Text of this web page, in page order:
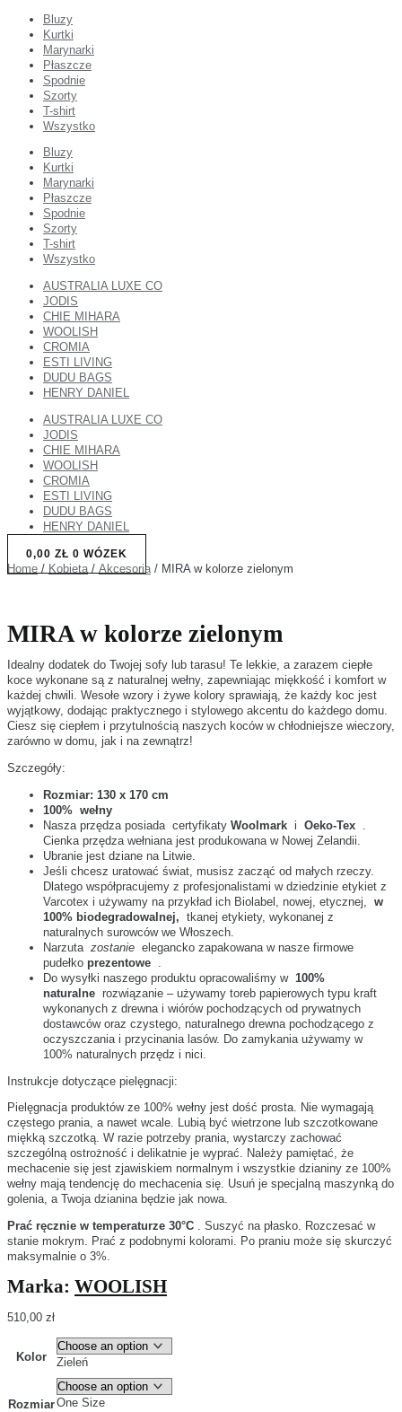
Bluzy
Kurtki
Marynarki
Płaszcze
Spodnie
Szorty
T-shirt
Wszystko
Bluzy
Kurtki
Marynarki
Płaszcze
Spodnie
Szorty
T-shirt
Wszystko
AUSTRALIA LUXE CO
JODIS
CHIE MIHARA
WOOLISH
CROMIA
ESTI LIVING
DUDU BAGS
HENRY DANIEL
AUSTRALIA LUXE CO
JODIS
CHIE MIHARA
WOOLISH
CROMIA
ESTI LIVING
DUDU BAGS
HENRY DANIEL
0,00 ZŁ 0 WÓZEK
Home / Kobieta / Akcesoria / MIRA w kolorze zielonym
MIRA w kolorze zielonym
Idealny dodatek do Twojej sofy lub tarasu! Te lekkie, a zarazem ciepłe
koce wykonane są z naturalnej wełny, zapewniając miękkość i komfort w
każdej chwili. Wesołe wzory i żywe kolory sprawiają, że każdy koc jest
wyjątkowy, dodając praktycznego i stylowego akcentu do każdego domu.
Ciesz się ciepłem i przytulnością naszych koców w chłodniejsze wieczory,
zarówno w domu, jak i na zewnątrz!
Szczegóły:
Rozmiar: 130 x 170 cm
100% wełny
Nasza przędza posiada certyfikaty Woolmark i Oeko-Tex
Cienka przędza wełniana jest produkowana w Nowej Zelandii.
Ubranie jest dziane na Litwie.
Jeśli chcesz uratować świat, musisz zacząć od małych rzeczy.
Dlatego współpracujemy z profesjonalistami w dziedzinie etykiet z
Varcotex i używamy na przykład ich Biolabel, nowej, etycznej, w
100% biodegradowalnej, tkanej etykiety, wykonanej z
naturalnych surowców we Włoszech.
Narzuta zostanie elegancko zapakowana w nasze firmowe
pudełko prezentowe
Do wysyłki naszego produktu opracowaliśmy w 100%
naturalne rozwiązanie – używamy toreb papierowych typu kraft
wykonanych z drewna i wiórów pochodzących od prywatnych
dostawców oraz czystego, naturalnego drewna pochodzącego z
oczyszczania i przycinania lasów. Do zamykania używamy w
100% naturalnych przędz i nici.
Instrukcje dotyczące pielęgnacji:
Pielęgnacja produktów ze 100% wełny jest dość prosta. Nie wymagają
częstego prania, a nawet wcale. Lubią być wietrzone lub szczotkowane
miękką szczotką. W razie potrzeby prania, wystarczy zachować
szczególną ostrożność i delikatnie je wyprać. Należy pamiętać, że
mechacenie się jest zjawiskiem normalnym i wszystkie dzianiny ze 100%
wełny mają tendencję do mechacenia się. Usuń je specjalną maszynką do
golenia, a Twoja dzianina będzie jak nowa.
Prać ręcznie w temperaturze 30°C . Suszyć na płasko. Rozczesać w
stanie mokrym. Prać z podobnymi kolorami. Po praniu może się skurczyć
maksymalnie o 3%.
Marka: WOOLISH
510,00 zł
Kolor Zieleń
RozmiarOne Size